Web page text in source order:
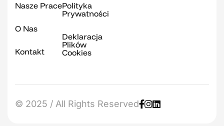
Nasze Prace
O Nas
Kontakt
Polityka
Prywatności
Deklaracja
Plików
Cookies
© 2025 / All Rights Reserved